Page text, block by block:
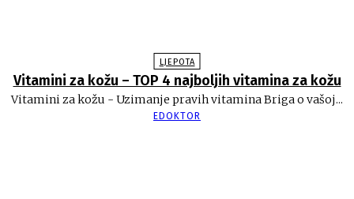
LJEPOTA
Vitamini za kožu – TOP 4 najboljih vitamina za kožu
Vitamini za kožu - Uzimanje pravih vitamina Briga o vašoj...
EDOKTOR